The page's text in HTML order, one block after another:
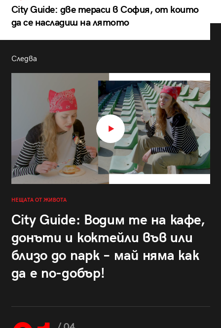
City Guide: две тераси в София, от които
да се насладиш на лятото
Следва
НЕЩАТА ОТ ЖИВОТА
City Guide: Водим те на кафе,
донъти и коктейли във или
близо до парк – май няма как
да е по-добър!